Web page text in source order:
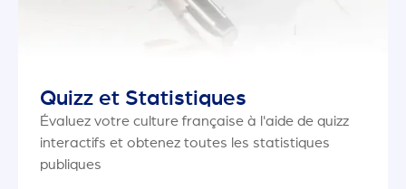
Quizz et Statistiques
Évaluez votre culture française à l'aide de quizz
interactifs et obtenez toutes les statistiques
publiques